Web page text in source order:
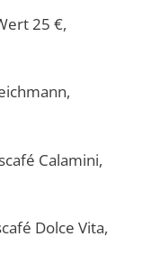
25 €,
Calamini,
Dolce Vita,